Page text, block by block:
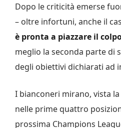
Dopo le criticità emerse
– oltre infortuni, anche il
è pronta a piazzare il
meglio la seconda parte di
degli obiettivi dichiarati ad
I bianconeri mirano, vista
nelle prime quattro
prossima Champions